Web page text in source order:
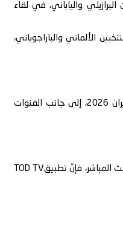
والياباني، في لقاء
الألماني والباراجوياني،
وفي هذا التقرير، يستعرض معكم "كووورة" جدول مباريات اليوم الإثنين 29 يونيو/حزيران 2026، إلى جانب القنوات
يمكن مشاهدة مواجهة مباريات كأس العالم عبر قنوات beIN SPORTS MAX، ولهواة البث المباشر، فإنّ تطبيقTOD TV